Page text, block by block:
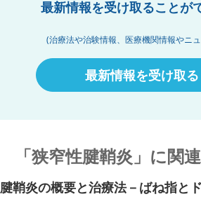
最新情報を受け取ることが
(治療法や治験情報、医療機関情報やニ
最新情報を受け取る
「狭窄性腱鞘炎」に関
腱鞘炎の概要と治療法－ばね指と